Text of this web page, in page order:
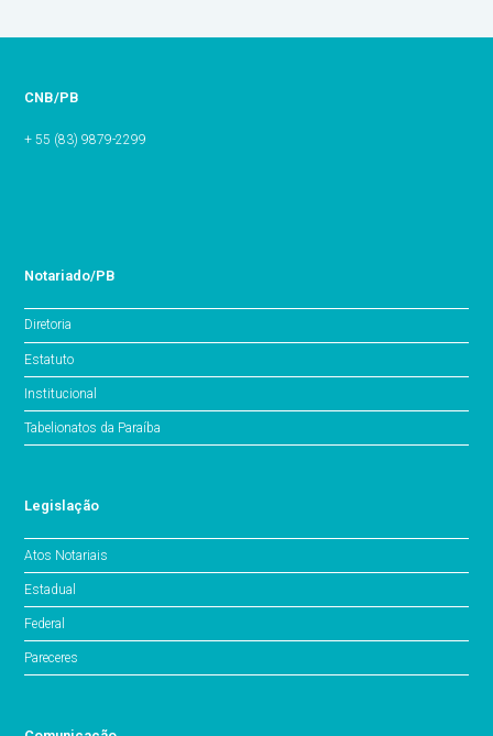
CNB/PB
+ 55 (83) 9879-2299
Notariado/PB
Diretoria
Estatuto
Institucional
Tabelionatos da Paraíba
Legislação
Atos Notariais
Estadual
Federal
Pareceres